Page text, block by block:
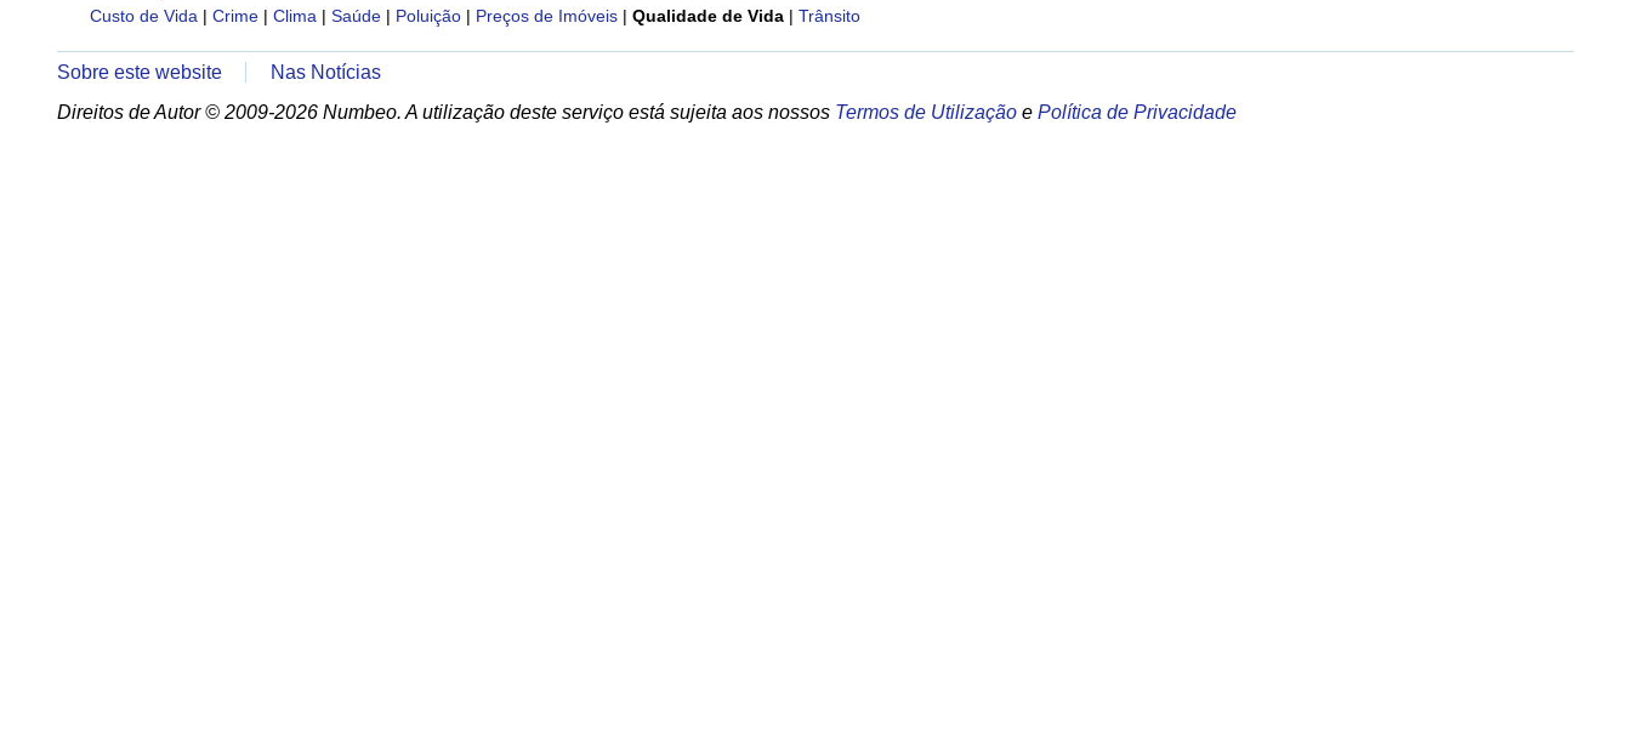
Custo de Vida | Crime | Clima | Saúde | Poluição | Preços de Imóveis | Qualidade de Vida | Trânsito
Sobre este website
Nas Notícias
Direitos de Autor © 2009-2026 Numbeo. A utilização deste serviço está sujeita aos nossos Termos de Utilização e Política de Privacidade